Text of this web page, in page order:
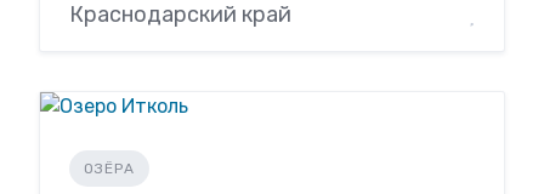
Краснодарский край
ОЗЁРА